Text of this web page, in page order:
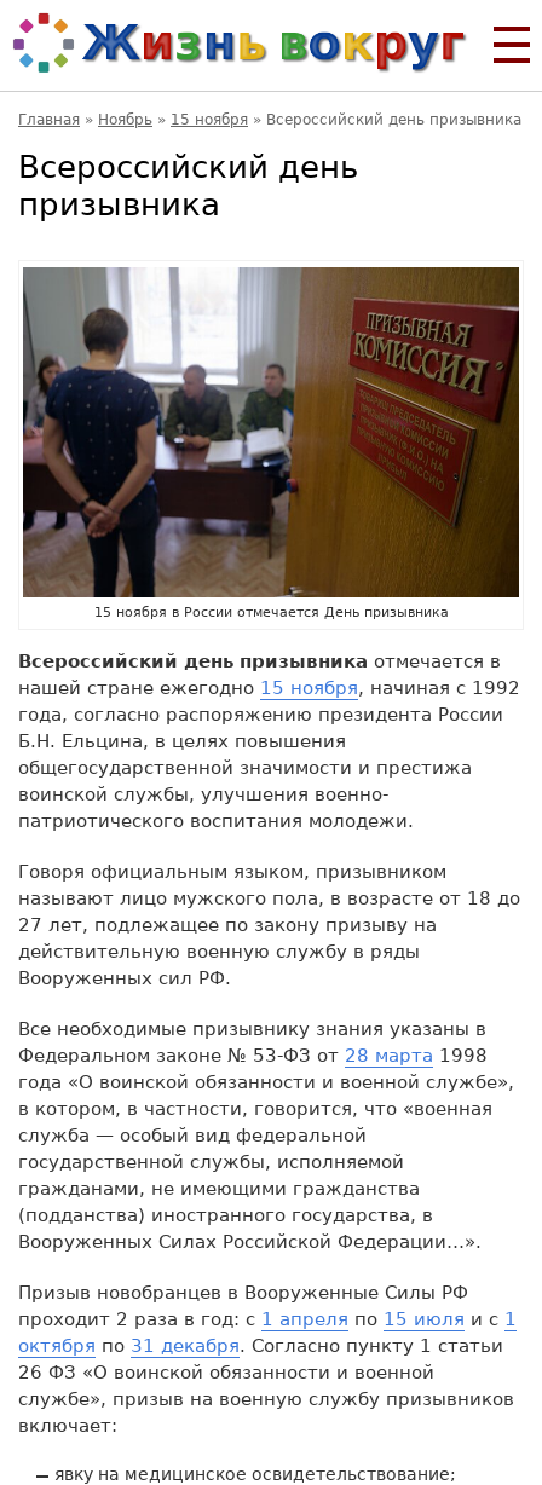
Главная » Ноябрь » 15 ноября » Всероссийский день призывника
Всероссийский день
призывника
15 ноября в России отмечается День призывника
Всероссийский день призывника отмечается в
нашей стране ежегодно 15 ноября, начиная с 1992
года, согласно распоряжению президента России
Б.Н. Ельцина, в целях повышения
общегосударственной значимости и престижа
воинской службы, улучшения военно-
патриотического воспитания молодежи.
Говоря официальным языком, призывником
называют лицо мужского пола, в возрасте от 18 до
27 лет, подлежащее по закону призыву на
действительную военную службу в ряды
Вооруженных сил РФ.
Все необходимые призывнику знания указаны в
Федеральном законе № 53-ФЗ от 28 марта 1998
года «О воинской обязанности и военной службе»,
в котором, в частности, говорится, что «военная
служба — особый вид федеральной
государственной службы, исполняемой
гражданами, не имеющими гражданства
(подданства) иностранного государства, в
Вооруженных Силах Российской Федерации…».
Призыв новобранцев в Вооруженные Силы РФ
проходит 2 раза в год: с 1 апреля по 15 июля и с 1
октября по 31 декабря. Согласно пункту 1 статьи
26 ФЗ «О воинской обязанности и военной
службе», призыв на военную службу призывников
включает:
явку на медицинское освидетельствование;